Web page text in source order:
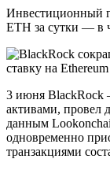
Инвестиционный
ETH за сутки — в
3 июня
активами, провел
данным
одновременно
транзакциями